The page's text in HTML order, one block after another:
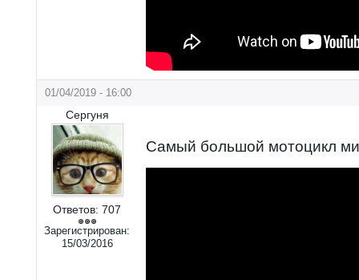
01/04/2019 - 16:00
Сергуня
Ответов: 707
Зарегистрирован:
15/03/2016
Самый большой мотоцикл